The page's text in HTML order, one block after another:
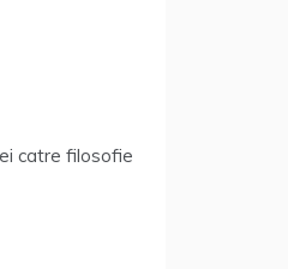
catre filosofie